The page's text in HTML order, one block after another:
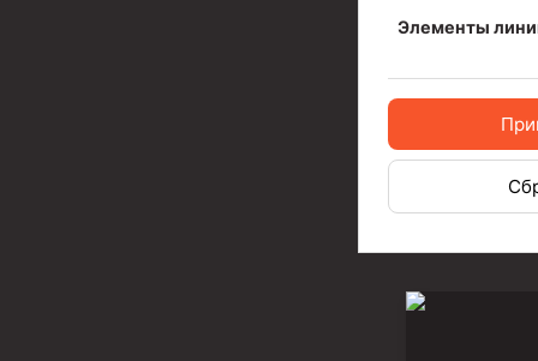
Оборудование для трубопроводов и
Элементы